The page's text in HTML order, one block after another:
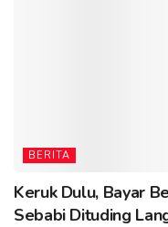
BERITA
Keruk Dulu, Bayar
Sebabi Dituding